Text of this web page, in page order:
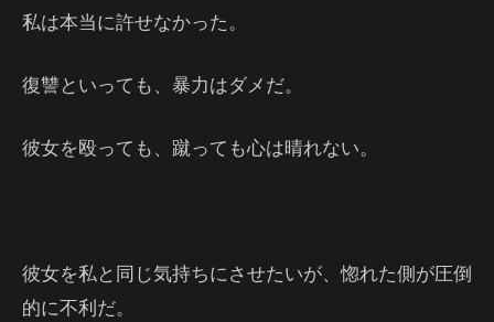
私は本当に許せなかった。
復讐といっても、暴力はダメだ。
彼女を殴っても、蹴っても心は晴れない。
彼女を私と同じ気持ちにさせたいが、惚れた側が圧倒
的に不利だ。